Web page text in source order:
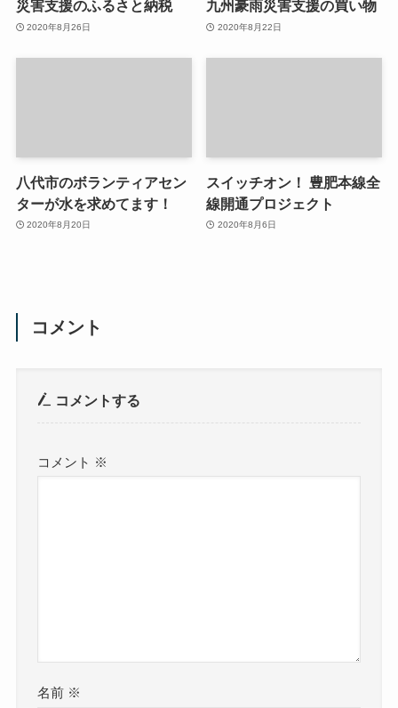
災害支援のふるさと納税
2020年8月26日
九州豪雨災害支援の買い物
2020年8月22日
八代市のボランティアセン
ターが水を求めてます！
2020年8月20日
スイッチオン！ 豊肥本線全
線開通プロジェクト
2020年8月6日
コメント
コメントする
コメント ※
名前 ※